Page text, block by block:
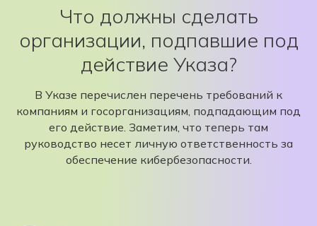
Что должны сделать
организации, подпавшие под
действие Указа?
В Указе перечислен перечень требований к
компаниям и госорганизациям, подпадающим под
его действие. Заметим, что теперь там
руководство несет личную ответственность за
обеспечение кибербезопасности.